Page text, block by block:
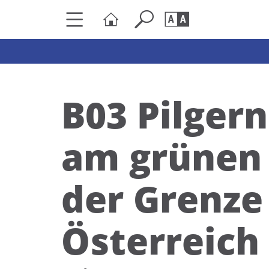
A A
B03
am
der Grenze
Österreich